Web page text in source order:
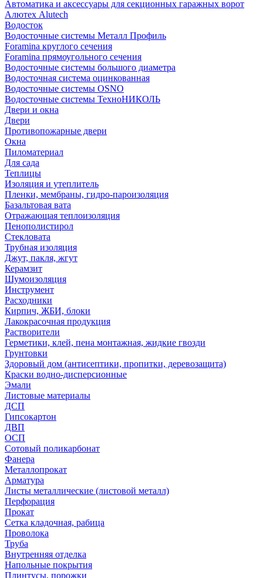
Автоматика и аксессуары для секционных гаражных ворот
Алютех Alutech
Водосток
Водосточные системы Металл Профиль
Foramina круглого сечения
Foramina прямоугольного сечения
Водосточные системы большого диаметра
Водосточная система оцинкованная
Водосточные системы OSNO
Водосточные системы ТехноНИКОЛЬ
Двери и окна
Двери
Противопожарные двери
Окна
Пиломатериал
Для сада
Теплицы
Изоляция и утеплитель
Пленки, мембраны, гидро-пароизоляция
Базальтовая вата
Отражающая теплоизоляция
Пенополистирол
Стекловата
Трубная изоляция
Джут, пакля, жгут
Керамзит
Шумоизоляция
Инструмент
Расходники
Кирпич, ЖБИ, блоки
Лакокрасочная продукция
Растворители
Герметики, клей, пена монтажная, жидкие гвозди
Грунтовки
Здоровый дом (антисептики, пропитки, деревозащита)
Краски водно-дисперсионные
Эмали
Листовые материалы
ДСП
Гипсокартон
ДВП
ОСП
Сотовый поликарбонат
Фанера
Металлопрокат
Арматура
Листы металлические (листовой металл)
Перфорация
Прокат
Сетка кладочная, рабица
Проволока
Труба
Внутренняя отделка
Напольные покрытия
Плинтусы, порожки